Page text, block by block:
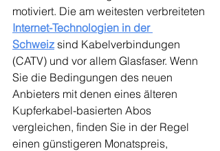
motiviert. Die am weitesten verbreiteten
Internet-Technologien in der
Schweiz sind Kabelverbindungen
(CATV) und vor allem Glasfaser. Wenn
Sie die Bedingungen des neuen
Anbieters mit denen eines älteren
Kupferkabel-basierten Abos
vergleichen, finden Sie in der Regel
einen günstigeren Monatspreis,